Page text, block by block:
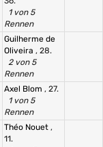
1 von 5
Rennen
Guilherme de
Oliveira , 28.
2 von 5
Rennen
Axel Blom , 27.
1 von 5
Rennen
Théo Nouet ,
11.